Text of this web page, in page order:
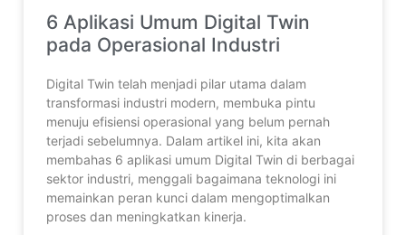
6 Aplikasi Umum Digital Twin
pada Operasional Industri
Digital Twin telah menjadi pilar utama dalam
transformasi industri modern, membuka pintu
menuju efisiensi operasional yang belum pernah
terjadi sebelumnya. Dalam artikel ini, kita akan
membahas 6 aplikasi umum Digital Twin di berbagai
sektor industri, menggali bagaimana teknologi ini
memainkan peran kunci dalam mengoptimalkan
proses dan meningkatkan kinerja.